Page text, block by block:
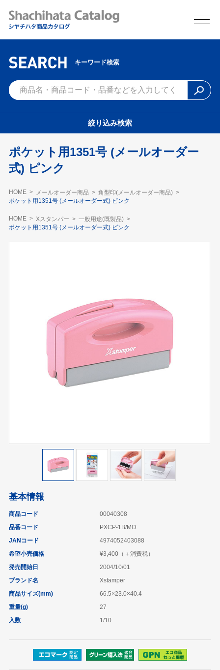
キーワード検索
絞り込み検索
ポケット用1351号 (メールオーダー
式) ピンク
HOME メールオーダー商品
角型印(メールオーダー商品)
ポケット用1351号 (メールオーダー式) ピンク
HOME Xスタンパー
一般用途(既製品)
ポケット用1351号 (メールオーダー式) ピンク
基本情報
商品コード
00040308
品番コード
PXCP-1B/MO
JANコード
4974052403088
希望小売価格
¥3,400（＋消費税）
発売開始日
2004/10/01
ブランド名
Xstamper
商品サイズ(mm)
66.5×23.0×40.4
重量(g)
27
入数
1/10